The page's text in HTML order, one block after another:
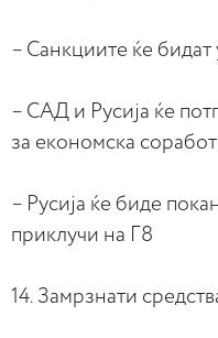
– Санкциите ќе бидат
– САД и Русија ќе
за економска
– Русија ќе биде
приклучи на Г8
14. Замрзнати